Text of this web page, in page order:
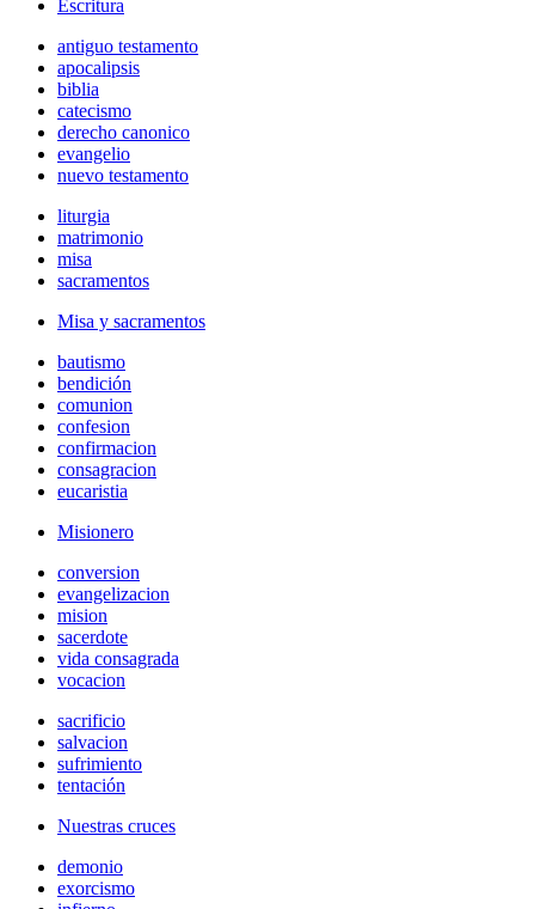
Escritura
antiguo testamento
apocalipsis
biblia
catecismo
derecho canonico
evangelio
nuevo testamento
liturgia
matrimonio
misa
sacramentos
Misa y sacramentos
bautismo
bendición
comunion
confesion
confirmacion
consagracion
eucaristia
Misionero
conversion
evangelizacion
mision
sacerdote
vida consagrada
vocacion
sacrificio
salvacion
sufrimiento
tentación
Nuestras cruces
demonio
exorcismo